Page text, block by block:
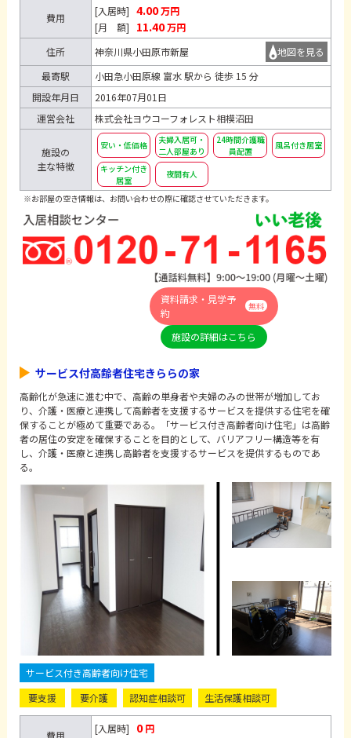
費用
[入居時] 4.00万円
[月 額]
11.40万円
住所
神奈川県小田原市新屋
地図を見る
最寄駅
小田急小田原線 富水 駅から 徒歩 15 分
開設年月日
2016年07月01日
運営会社
株式会社ヨウコーフォレスト相模沼田
施設の
主な特徴
安い・低価格
夫婦入居可・
二人部屋あり
24時間介護職
員配置
風呂付き居室
キッチン付き
居室
夜間有人
※お部屋の空き情報は、お問い合わせの際に確認させていただきます。
資料請求・見学予
約
無料
施設の詳細はこちら
サービス付高齢者住宅きららの家
高齢化が急速に進む中で、高齢の単身者や夫婦のみの世帯が増加してお
り、介護・医療と連携して高齢者を支援するサービスを提供する住宅を確
保することが極めて重要である。「サービス付き高齢者向け住宅」は高齢
者の居住の安定を確保することを目的として、バリアフリー構造等を有
し、介護・医療と連携し高齢者を支援するサービスを提供するものであ
る。
サービス付き高齢者向け住宅
要支援
要介護 認知症相談可 生活保護相談可
[入居時] 0 円